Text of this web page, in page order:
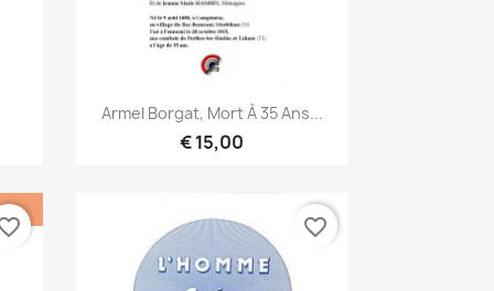
Snel bekijken
Armel Borgat, Mort À 35 Ans...
€ 15,00
favorite_border